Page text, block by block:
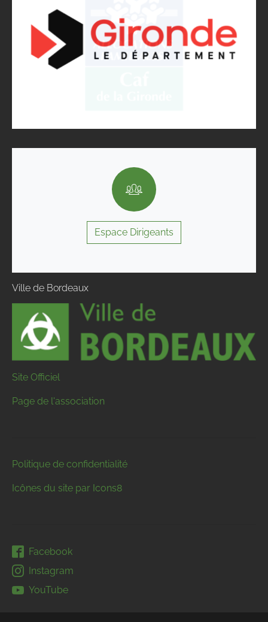
Espace Dirigeants
Ville de Bordeaux
Site Officiel
Page de l'association
Politique de confidentialité
Icônes du site par Icons8
Facebook
Instagram
YouTube